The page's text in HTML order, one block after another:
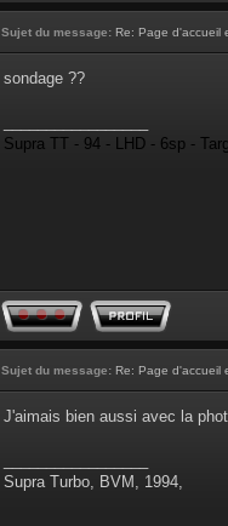
Sujet du message: Re: Page d'accueil
sondage ??
Supra TT - 94 - LHD - 6sp -
Sujet du message: Re: Page d'accueil
J'aimais bien aussi avec la
Supra Turbo, BVM, 1994,